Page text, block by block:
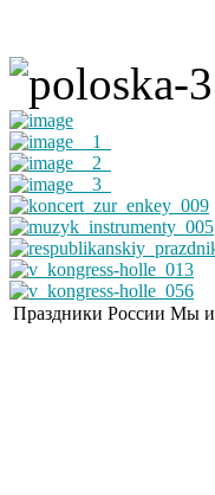
Праздники России Мы